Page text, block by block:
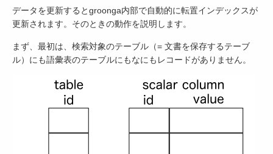
データを更新するとgroonga内部で自動的に転置インデックスが
更新されます。そのときの動作を説明します。
まず、最初は、検索対象のテーブル（= 文書を保存するテーブ
ル）にも語彙表のテーブルにもなにもレコードがありません。